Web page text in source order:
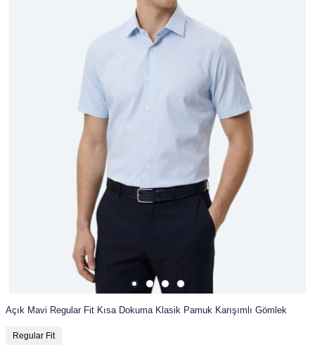
Açık Mavi Regular Fit Kısa Dokuma Klasik Pamuk Karışımlı Gömlek
Regular Fit